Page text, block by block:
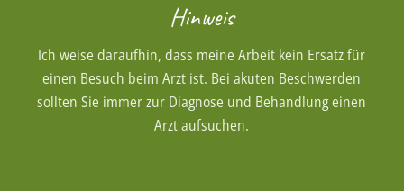
Hinweis
Ich weise daraufhin, dass meine Arbeit kein Ersatz für
einen Besuch beim Arzt ist. Bei akuten Beschwerden
sollten Sie immer zur Diagnose und Behandlung einen
Arzt aufsuchen.